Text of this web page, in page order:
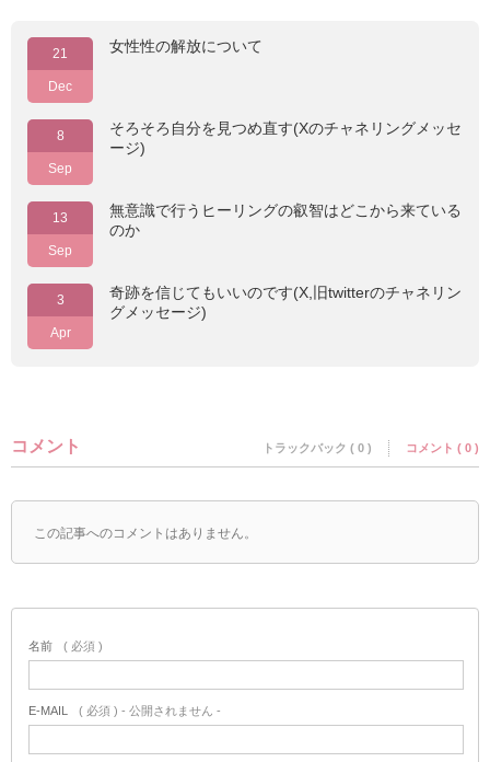
21
Dec
女性性の解放について
8
Sep
そろそろ自分を見つめ直す(Xのチャネリングメッセ
ージ)
13
Sep
無意識で行うヒーリングの叡智はどこから来ている
のか
3
Apr
奇跡を信じてもいいのです(X,旧twitterのチャネリン
グメッセージ)
コメント トラックバック ( 0 ) コメント ( 0 )
この記事へのコメントはありません。
名前 ( 必須 )
E-MAIL ( 必須 ) - 公開されません -